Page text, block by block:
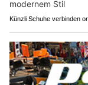
Künzli Schuhe verbinden